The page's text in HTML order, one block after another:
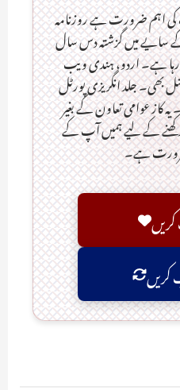
اہم ضرورت ہےـ روزنامہ
سایے میں گزشتہ دس سال
ہے۔ اردو، ہندی ویب
بھی۔ جلد انگریزی پورٹل
کاز عوامی تعاون کے بغیر
کے لیے ہمیں آپ کے
ہے۔
کریں